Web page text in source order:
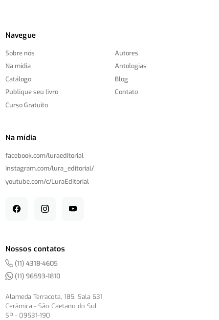
Navegue
Sobre nós
Na mídia
Catálogo
Publique seu livro
Curso Gratuito
Autores
Antologias
Blog
Contato
Na mídia
facebook.com/luraeditorial
instagram.com/lura_editorial/
youtube.com/c/LuraEditorial
Nossos contatos
(11) 4318-4605
(11) 96593-1810
Alameda Terracota, 185, Sala 631
Cerâmica - São Caetano do Sul
SP - 09531-190